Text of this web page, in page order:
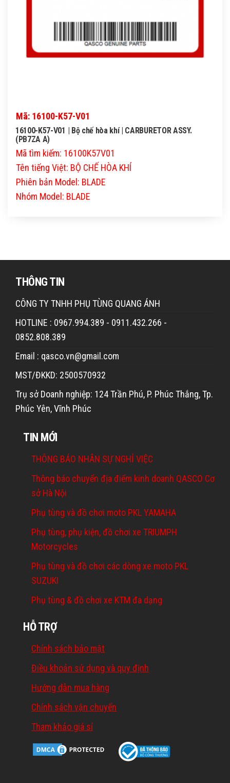
Mã: 16100-K57-V01
16100-K57-V01 | Bộ chế hòa khí | CARBURETOR ASSY.
(PB7ZA A)
Mã tìm kiếm: 16100K57V01
Tên tiếng Việt: BỘ CHẾ HÒA KHÍ
Phiên bản Model: BLADE
Nhóm Model: BLADE
THÔNG TIN
CÔNG TY TNHH PHỤ TÙNG QUANG ÁNH
HOTLINE : 0967.994.389 - 0911.432.266 -
0852.808.389
Email : qasco.vn@gmail.com
MST/ĐKKD: 2500570932
Trụ sở Doanh nghiệp: 124 Trần Phú, P. Phúc Thắng, Tp.
Phúc Yên, Vĩnh Phúc
TIN MỚI
THÔNG BÁO NHÂN SỰ NGHỈ VIỆC
Thông báo chuyển địa điểm kinh doanh QASCO Cơ
sở Hà Nội
Phụ tùng và đồ chơi moto PKL YAMAHA
Phụ tùng, phụ kiện, đồ chơi xe TRIUMPH
Motorcycles
Phụ tùng và đồ chơi các dòng xe moto PKL
SUZUKI
Phụ tùng & đồ chơi xe KTM đa dạng
HỖ TRỢ
Chính sách bảo mật
Điều khoản sử dụng và quy định
Hướng dẫn mua hàng
Chính sách vận chuyển
Tham khảo giá sỉ